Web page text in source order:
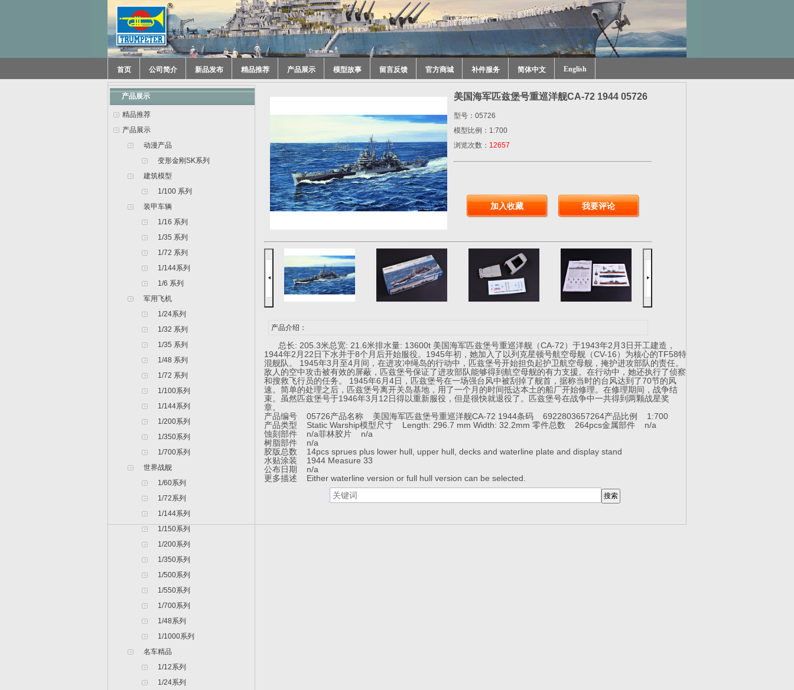
首页 公司简介 新品发布 精品推荐 产品展示 模型故事 留言反馈 官方商城 补件服务 简体中文 English
产品展示
精品推荐
产品展示
动漫产品
变形金刚SK系列
建筑模型
1/100 系列
装甲车辆
1/16 系列
1/35 系列
1/72 系列
1/144系列
1/6 系列
军用飞机
1/24系列
1/32 系列
1/35 系列
1/48 系列
1/72 系列
1/100系列
1/144系列
1/200系列
1/350系列
1/700系列
世界战舰
1/60系列
1/72系列
1/144系列
1/150系列
1/200系列
1/350系列
1/500系列
1/550系列
1/700系列
1/48系列
1/1000系列
名车精品
1/12系列
1/24系列
美国海军匹兹堡号重巡洋舰CA-72 1944 05726
型号：05726
模型比例：1:700
浏览次数： 12657
加入收藏 我要评论
产品介绍：
总长: 205.3米总宽: 21.6米排水量: 13600t 美国海军匹兹堡号重巡洋舰（CA-72）于1943年2月3日开工建造，
1944年2月22日下水并于8个月后开始服役。1945年初，她加入了以列克星顿号航空母舰（CV-16）为核心的TF58特
混舰队。 1945年3月至4月间，在进攻冲绳岛的行动中，匹兹堡号开始担负起护卫航空母舰，掩护进攻部队的责任。
敌人的空中攻击被有效的屏蔽，匹兹堡号保证了进攻部队能够得到航空母舰的有力支援。在行动中，她还执行了侦察
和搜救飞行员的任务。 1945年6月4日，匹兹堡号在一场强台风中被刮掉了舰首，据称当时的台风达到了70节的风
速。简单的处理之后，匹兹堡号离开关岛基地，用了一个月的时间抵达本土的船厂开始修理。在修理期间，战争结
束。虽然匹兹堡号于1946年3月12日得以重新服役，但是很快就退役了。匹兹堡号在战争中一共得到两颗战星奖
章。
产品编号 05726产品名称 美国海军匹兹堡号重巡洋舰CA-72 1944条码 6922803657264产品比例 1:700
产品类型 Static Warship模型尺寸 Length: 296.7 mm Width: 32.2mm 零件总数 264pcs金属部件 n/a
蚀刻部件 n/a菲林胶片 n/a
树脂部件 n/a
胶版总数 14pcs sprues plus lower hull, upper hull, decks and waterline plate and display stand
水贴涂装 1944 Measure 33
公布日期 n/a
更多描述 Either waterline version or full hull version can be selected.